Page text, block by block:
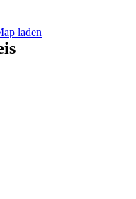
laden